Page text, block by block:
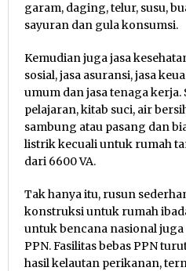
garam, daging, telur, susu,
sayuran dan gula konsumsi.
Kemudian juga jasa
sosial, jasa asuransi, jasa
umum dan jasa tenaga
pelajaran, kitab suci, air
sambung atau pasang dan
listrik kecuali untuk rumah
dari 6600 VA.
Tak hanya itu, rusun
konstruksi untuk rumah
untuk bencana nasional
PPN. Fasilitas bebas PPN
hasil kelautan perikanan,